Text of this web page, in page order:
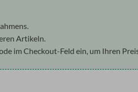
Artikeln.
im Checkout-Feld ein, um Ihren